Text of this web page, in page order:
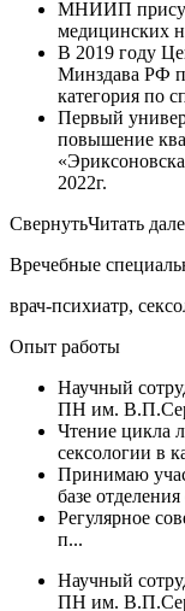
МНИИП
медицинских
В 2019 году
Минздава РФ
категория по
Первый
повышение
2022г.
СвернутьЧитать
Вречебные
врач-психиатр,
Опыт работы
Научный
ПН им.
Чтение цикла
сексологии в
Принимаю
базе
Регулярное
п...
Научный
ПН им.